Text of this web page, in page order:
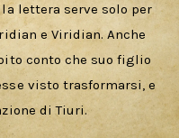
lettera serve solo per
e Viridian. Anche
conto che suo figlio
visto trasformarsi, e
di Tiuri.